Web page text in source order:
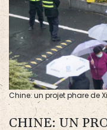
Chine: un projet phare de
CHINE: UN